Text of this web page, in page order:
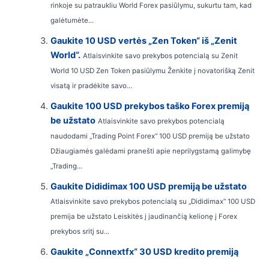
rinkoje su patraukliu World Forex pasiūlymu, sukurtu tam, kad
galėtumėte...
Gaukite 10 USD vertės „Zen Token“ iš „Zenit
World“. Atlaisvinkite savo prekybos potencialą su Zenit
World 10 USD Zen Token pasiūlymu Ženkite į novatorišką Zenit
visatą ir pradėkite savo...
Gaukite 100 USD prekybos taško Forex premiją
be užstato Atlaisvinkite savo prekybos potencialą
naudodami „Trading Point Forex“ 100 USD premiją be užstato
Džiaugiamės galėdami pranešti apie neprilygstamą galimybę
„Trading...
Gaukite Dididimax 100 USD premiją be užstato
Atlaisvinkite savo prekybos potencialą su „Dididimax“ 100 USD
premija be užstato Leiskitės į jaudinančią kelionę į Forex
prekybos sritį su...
Gaukite „Connextfx“ 30 USD kredito premiją